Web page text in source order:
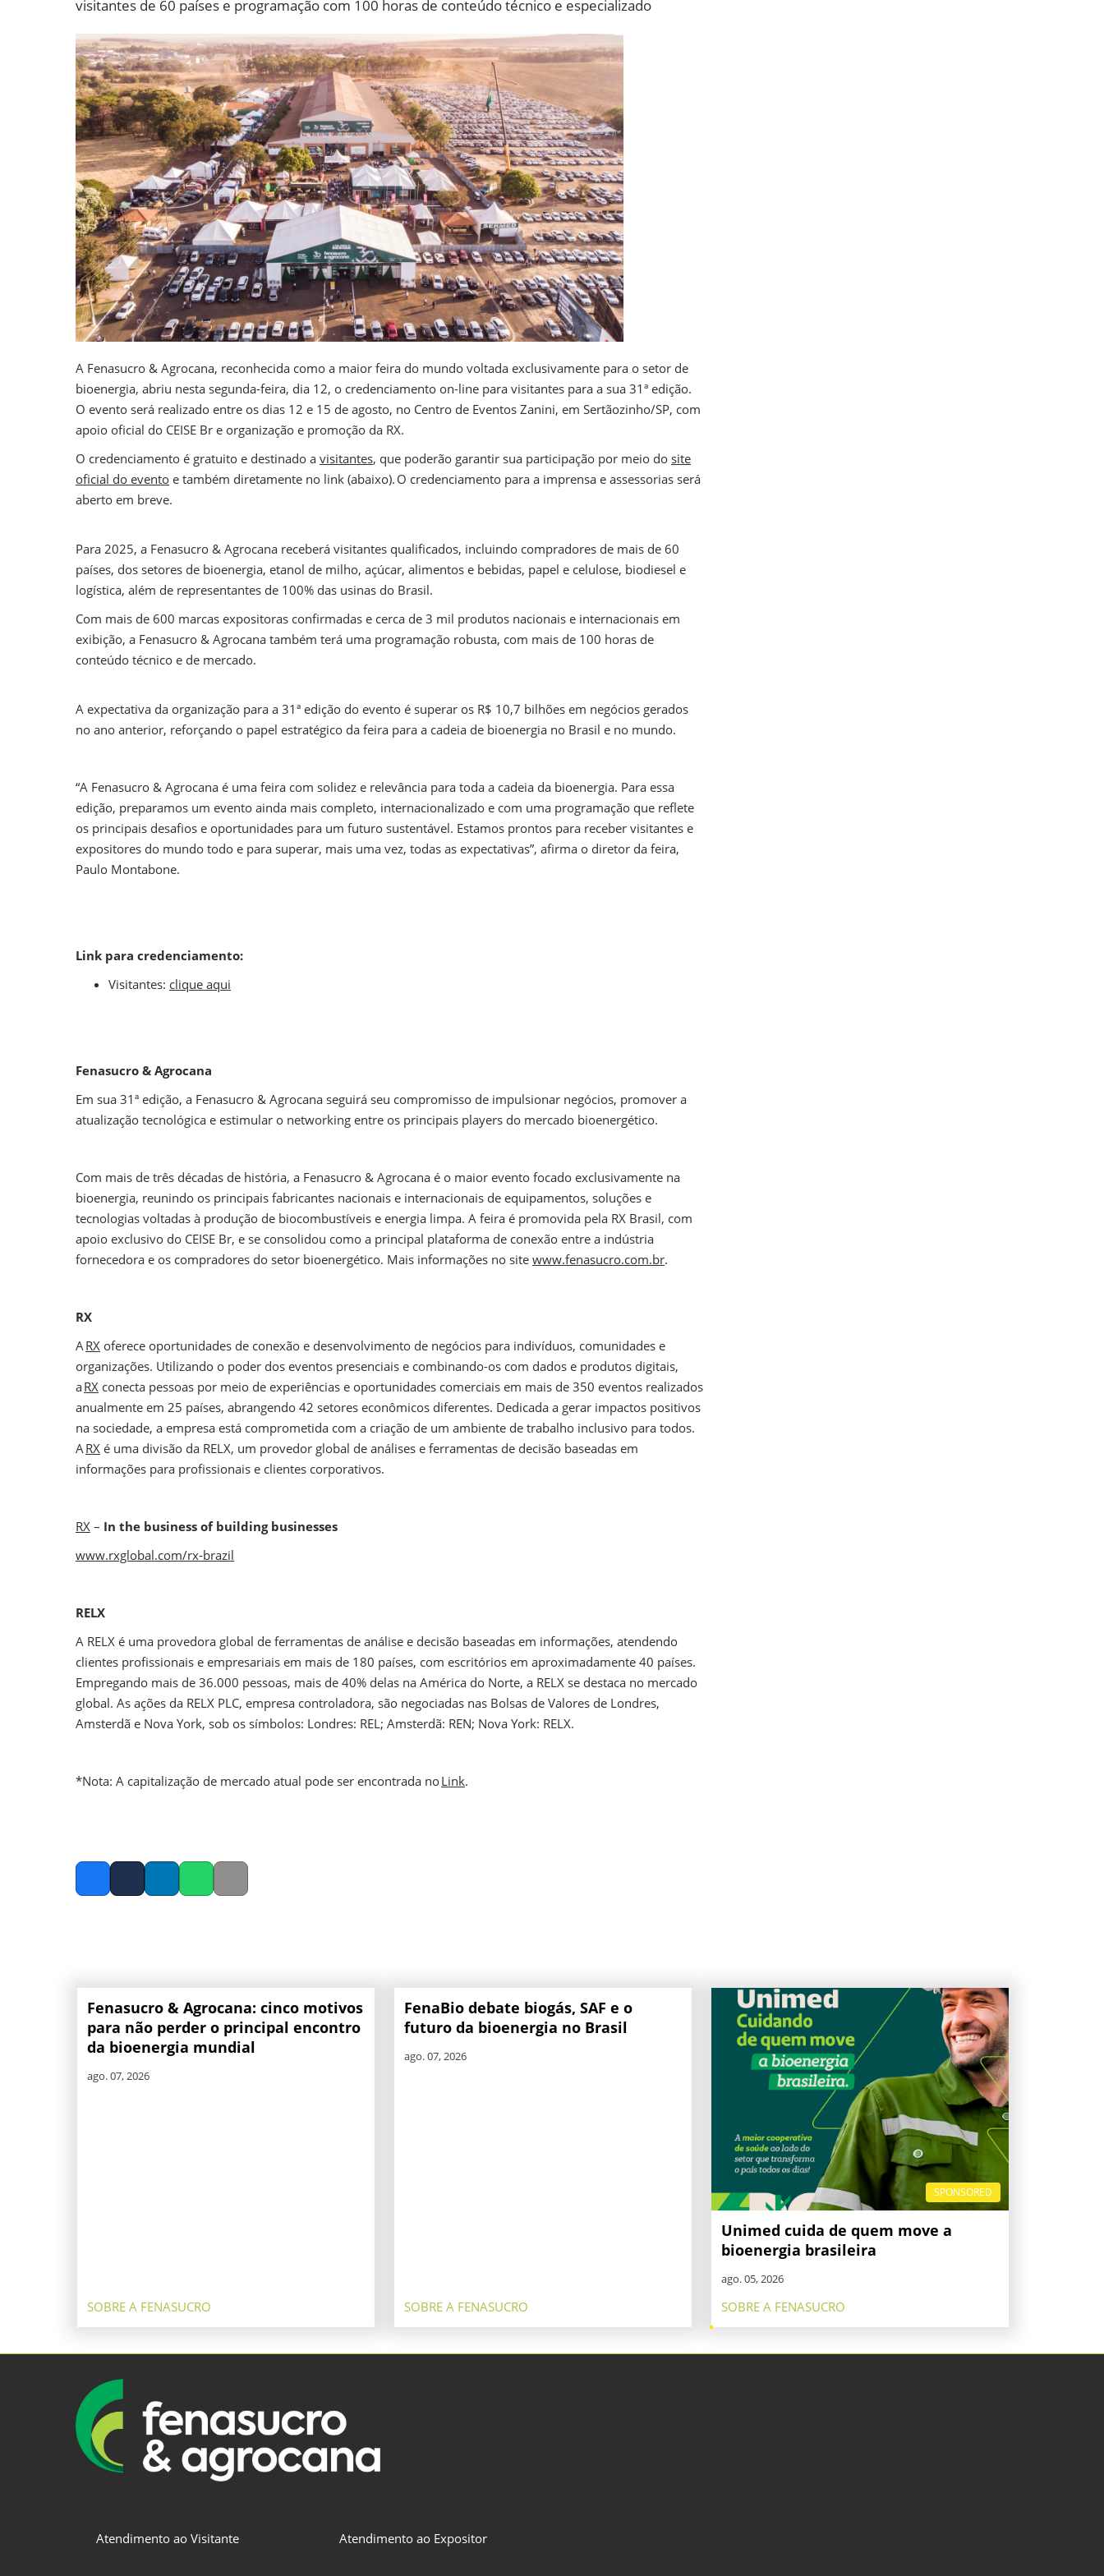
visitantes de 60 países e programação com 100 horas de conteúdo técnico e especializado
A Fenasucro & Agrocana, reconhecida como a maior feira do mundo voltada exclusivamente para o setor de
bioenergia, abriu nesta segunda-feira, dia 12, o credenciamento on-line para visitantes para a sua 31ª edição.
O evento será realizado entre os dias 12 e 15 de agosto, no Centro de Eventos Zanini, em Sertãozinho/SP, com
apoio oficial do CEISE Br e organização e promoção da RX.
O credenciamento é gratuito e destinado a visitantes, que poderão garantir sua participação por meio do site
oficial do evento e também diretamente no link (abaixo). O credenciamento para a imprensa e assessorias será
aberto em breve.
Para 2025, a Fenasucro & Agrocana receberá visitantes qualificados, incluindo compradores de mais de 60
países, dos setores de bioenergia, etanol de milho, açúcar, alimentos e bebidas, papel e celulose, biodiesel e
logística, além de representantes de 100% das usinas do Brasil.
Com mais de 600 marcas expositoras confirmadas e cerca de 3 mil produtos nacionais e internacionais em
exibição, a Fenasucro & Agrocana também terá uma programação robusta, com mais de 100 horas de
conteúdo técnico e de mercado.
A expectativa da organização para a 31ª edição do evento é superar os R$ 10,7 bilhões em negócios gerados
no ano anterior, reforçando o papel estratégico da feira para a cadeia de bioenergia no Brasil e no mundo.
“A Fenasucro & Agrocana é uma feira com solidez e relevância para toda a cadeia da bioenergia. Para essa
edição, preparamos um evento ainda mais completo, internacionalizado e com uma programação que reflete
os principais desafios e oportunidades para um futuro sustentável. Estamos prontos para receber visitantes e
expositores do mundo todo e para superar, mais uma vez, todas as expectativas”, afirma o diretor da feira,
Paulo Montabone.
Link para credenciamento:
Visitantes: clique aqui
Fenasucro & Agrocana
Em sua 31ª edição, a Fenasucro & Agrocana seguirá seu compromisso de impulsionar negócios, promover a
atualização tecnológica e estimular o networking entre os principais players do mercado bioenergético.
Com mais de três décadas de história, a Fenasucro & Agrocana é o maior evento focado exclusivamente na
bioenergia, reunindo os principais fabricantes nacionais e internacionais de equipamentos, soluções e
tecnologias voltadas à produção de biocombustíveis e energia limpa. A feira é promovida pela RX Brasil, com
apoio exclusivo do CEISE Br, e se consolidou como a principal plataforma de conexão entre a indústria
fornecedora e os compradores do setor bioenergético. Mais informações no site www.fenasucro.com.br.
RX
A RX oferece oportunidades de conexão e desenvolvimento de negócios para indivíduos, comunidades e
organizações. Utilizando o poder dos eventos presenciais e combinando-os com dados e produtos digitais,
aRX conecta pessoas por meio de experiências e oportunidades comerciais em mais de 350 eventos realizados
anualmente em 25 países, abrangendo 42 setores econômicos diferentes. Dedicada a gerar impactos positivos
na sociedade, a empresa está comprometida com a criação de um ambiente de trabalho inclusivo para todos.
A RX é uma divisão da RELX, um provedor global de análises e ferramentas de decisão baseadas em
informações para profissionais e clientes corporativos.
RX – In the business of building businesses
www.rxglobal.com/rx-brazil
RELX
A RELX é uma provedora global de ferramentas de análise e decisão baseadas em informações, atendendo
clientes profissionais e empresariais em mais de 180 países, com escritórios em aproximadamente 40 países.
Empregando mais de 36.000 pessoas, mais de 40% delas na América do Norte, a RELX se destaca no mercado
global. As ações da RELX PLC, empresa controladora, são negociadas nas Bolsas de Valores de Londres,
Amsterdã e Nova York, sob os símbolos: Londres: REL; Amsterdã: REN; Nova York: RELX.
*Nota: A capitalização de mercado atual pode ser encontrada noLink.
FacebookTwitterLinkedInWhatsappCopy link
Fenasucro & Agrocana: cinco motivos
para não perder o principal encontro
da bioenergia mundial
ago. 07, 2026
SOBRE A FENASUCRO
FenaBio debate biogás, SAF e o
futuro da bioenergia no Brasil
ago. 07, 2026
SOBRE A FENASUCRO
SPONSORED
Unimed cuida de quem move a
bioenergia brasileira
ago. 05, 2026
SOBRE A FENASUCRO
Atendimento ao Visitante Atendimento ao Expositor